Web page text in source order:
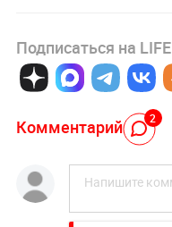
Подписаться на LIFE
Комментарий 2